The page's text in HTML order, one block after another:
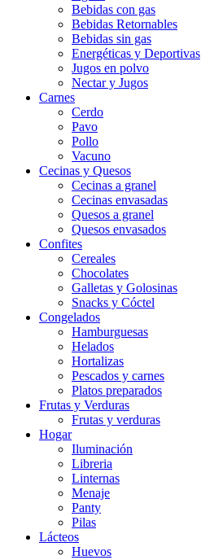
Bebidas con gas
Bebidas Retornables
Bebidas sin gas
Energéticas y Deportivas
Jugos en polvo
Nectar y Jugos
Carnes
Cerdo
Pavo
Pollo
Vacuno
Cecinas y Quesos
Cecinas a granel
Cecinas envasadas
Quesos a granel
Quesos envasados
Confites
Cereales
Chocolates
Galletas y Golosinas
Snacks y Cóctel
Congelados
Hamburguesas
Helados
Hortalizas
Pescados y carnes
Platos preparados
Frutas y Verduras
Frutas y verduras
Hogar
Iluminación
Libreria
Linternas
Menaje
Panty
Pilas
Lácteos
Huevos